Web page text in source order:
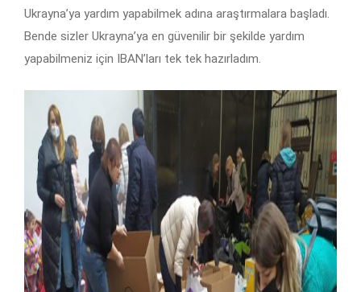
Ukrayna’ya yardım yapabilmek adına araştırmalara başladı.
Bende sizler Ukrayna’ya en güvenilir bir şekilde yardım
yapabilmeniz için IBAN’ları tek tek hazırladım.